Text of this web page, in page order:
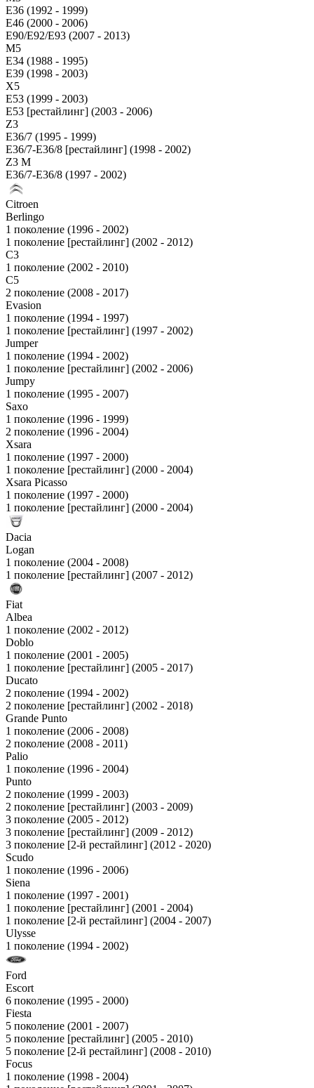
E36 (1992 - 1999)
E46 (2000 - 2006)
E90/E92/E93 (2007 - 2013)
М5
E34 (1988 - 1995)
E39 (1998 - 2003)
X5
E53 (1999 - 2003)
E53 [рестайлинг] (2003 - 2006)
Z3
E36/7 (1995 - 1999)
E36/7-E36/8 [рестайлинг] (1998 - 2002)
Z3 M
E36/7-E36/8 (1997 - 2002)
Citroen
Berlingo
1 поколение (1996 - 2002)
1 поколение [рестайлинг] (2002 - 2012)
C3
1 поколение (2002 - 2010)
C5
2 поколение (2008 - 2017)
Evasion
1 поколение (1994 - 1997)
1 поколение [рестайлинг] (1997 - 2002)
Jumper
1 поколение (1994 - 2002)
1 поколение [рестайлинг] (2002 - 2006)
Jumpy
1 поколение (1995 - 2007)
Saxo
1 поколение (1996 - 1999)
2 поколение (1996 - 2004)
Xsara
1 поколение (1997 - 2000)
1 поколение [рестайлинг] (2000 - 2004)
Xsara Picasso
1 поколение (1997 - 2000)
1 поколение [рестайлинг] (2000 - 2004)
Dacia
Logan
1 поколение (2004 - 2008)
1 поколение [рестайлинг] (2007 - 2012)
Fiat
Albea
1 поколение (2002 - 2012)
Doblo
1 поколение (2001 - 2005)
1 поколение [рестайлинг] (2005 - 2017)
Ducato
2 поколение (1994 - 2002)
2 поколение [рестайлинг] (2002 - 2018)
Grande Punto
1 поколение (2006 - 2008)
2 поколение (2008 - 2011)
Palio
1 поколение (1996 - 2004)
Punto
2 поколение (1999 - 2003)
2 поколение [рестайлинг] (2003 - 2009)
3 поколение (2005 - 2012)
3 поколение [рестайлинг] (2009 - 2012)
3 поколение [2-й рестайлинг] (2012 - 2020)
Scudo
1 поколение (1996 - 2006)
Siena
1 поколение (1997 - 2001)
1 поколение [рестайлинг] (2001 - 2004)
1 поколение [2-й рестайлинг] (2004 - 2007)
Ulysse
1 поколение (1994 - 2002)
Ford
Escort
6 поколение (1995 - 2000)
Fiesta
5 поколение (2001 - 2007)
5 поколение [рестайлинг] (2005 - 2010)
5 поколение [2-й рестайлинг] (2008 - 2010)
Focus
1 поколение (1998 - 2004)